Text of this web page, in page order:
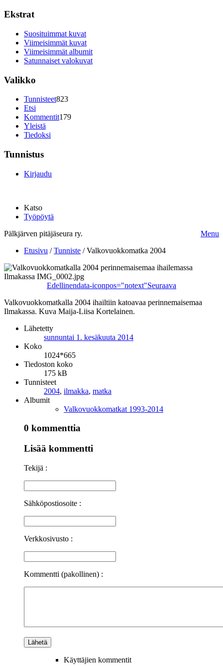
Ekstrat
Suosituimmat kuvat
Viimeisimmät kuvat
Viimeisimmät albumit
Satunnaiset valokuvat
Valikko
Tunnisteet823
Etsi
Kommentit179
Yleistä
Tiedoksi
Tunnistus
Kirjaudu
Katso
Työpöytä
Pälkjärven pitäjäseura ry.
Menu
Etusivu /Tunniste /Valkovuokkomatka 2004
Edellinendata-iconpos="notext"Seuraava
Valkovuokkomatkalla 2004 ihailtiin katoavaa perinnemaisemaa
Ilmakassa. Kuva Maija-Liisa Kortelainen.
Lähetetty
sunnuntai 1. kesäkuuta 2014
Koko
1024*665
Tiedoston koko
175 kB
Tunnisteet
2004, ilmakka, matka
Albumit
Valkovuokkomatkat 1993-2014
0 kommenttia
Lisää kommentti
Tekijä :
Sähköpostiosoite :
Verkkosivusto :
Kommentti (pakollinen) :
Käyttäjien kommentit